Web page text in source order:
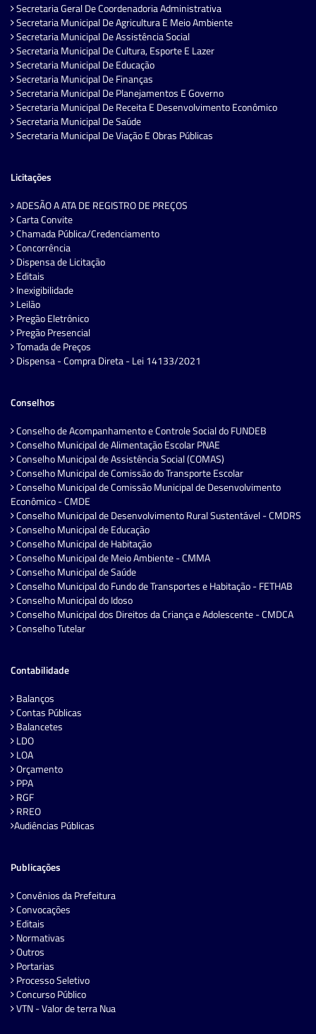
Secretaria Geral De Coordenadoria Administrativa
Secretaria Municipal De Agricultura E Meio Ambiente
Secretaria Municipal De Assistência Social
Secretaria Municipal De Cultura, Esporte E Lazer
Secretaria Municipal De Educação
Secretaria Municipal De Finanças
Secretaria Municipal De Planejamentos E Governo
Secretaria Municipal De Receita E Desenvolvimento Econômico
Secretaria Municipal De Saúde
Secretaria Municipal De Viação E Obras Públicas
Licitações
ADESÃO A ATA DE REGISTRO DE PREÇOS
Carta Convite
Chamada Pública/Credenciamento
Concorrência
Dispensa de Licitação
Editais
Inexigibilidade
Leilão
Pregão Eletrônico
Pregão Presencial
Tomada de Preços
Dispensa - Compra Direta - Lei 14133/2021
Conselhos
Conselho de Acompanhamento e Controle Social do FUNDEB
Conselho Municipal de Alimentação Escolar PNAE
Conselho Municipal de Assistência Social (COMAS)
Conselho Municipal de Comissão do Transporte Escolar
Conselho Municipal de Comissão Municipal de Desenvolvimento
Econômico - CMDE
Conselho Municipal de Desenvolvimento Rural Sustentável - CMDRS
Conselho Municipal de Educação
Conselho Municipal de Habitação
Conselho Municipal de Meio Ambiente - CMMA
Conselho Municipal de Saúde
Conselho Municipal do Fundo de Transportes e Habitação - FETHAB
Conselho Municipal do Idoso
Conselho Municipal dos Direitos da Criança e Adolescente - CMDCA
Conselho Tutelar
Contabilidade
Balanços
Contas Públicas
Balancetes
LDO
LOA
Orçamento
PPA
RGF
RREO
Audiências Públicas
Publicações
Convênios da Prefeitura
Convocações
Editais
Normativas
Outros
Portarias
Processo Seletivo
Concurso Público
VTN - Valor de terra Nua